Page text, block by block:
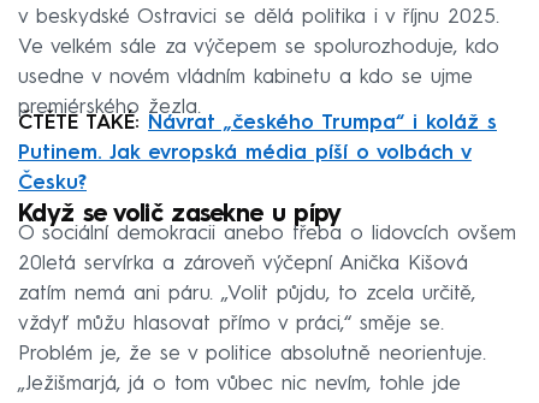
v beskydské Ostravici se dělá politika i v říjnu 2025.
Ve velkém sále za výčepem se spolurozhoduje, kdo
usedne v novém vládním kabinetu a kdo se ujme
premiérského žezla.
ČTĚTE TAKÉ: Návrat „českého Trumpa“ i koláž s
Putinem. Jak evropská média píší o volbách v
Česku?
Když se volič zasekne u pípy
O sociální demokracii anebo třeba o lidovcích ovšem
20letá servírka a zároveň výčepní Anička Kišová
zatím nemá ani páru. „Volit půjdu, to zcela určitě,
vždyť můžu hlasovat přímo v práci,“ směje se.
Problém je, že se v politice absolutně neorientuje.
„Ježišmarjá, já o tom vůbec nic nevím, tohle jde